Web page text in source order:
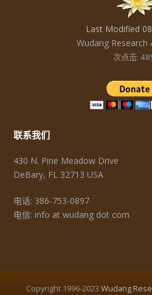
Last Modified
Wudang Research
次点击:
联系我们
430 N. Pine Meadow Drive
DeBary, FL 32713 USA
电话: 386-753-0897
电信: info at wudang dot com
Copyright 1996-2023 Wudang